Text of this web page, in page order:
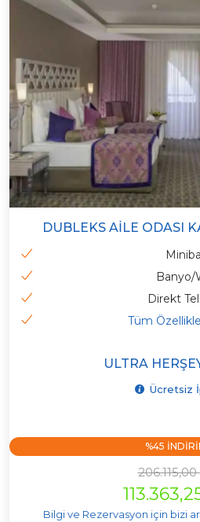
DUBLEKS AILE ODASI
Banyo/
Direkt
Tüm
ULTRA
Ücretsiz
%45
206.115,00
Bilgi ve Rezervasyon için bizi